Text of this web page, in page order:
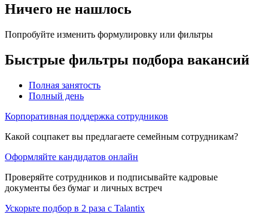
Ничего не нашлось
Попробуйте изменить формулировку или фильтры
Быстрые фильтры подбора вакансий
Полная занятость
Полный день
Корпоративная поддержка сотрудников
Какой соцпакет вы предлагаете семейным сотрудникам?
Оформляйте кандидатов онлайн
Проверяйте сотрудников и подписывайте кадровые
документы без бумаг и личных встреч
Ускорьте подбор в 2 раза с Talantix